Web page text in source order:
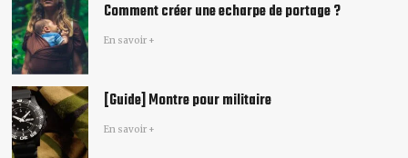
Comment créer une echarpe de portage​ ?
En savoir +
[Guide] Montre pour militaire
En savoir +